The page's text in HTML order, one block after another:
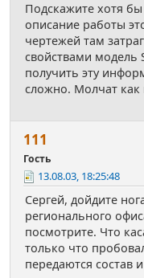
Подскажите хотя
описание работы
чертежей там
свойствами модель
получить эту
сложно. Молчат как
111
Гость
13.08.03, 18:25:48
Сергей, дойдите
регионального
посмотрите. Что
только что
передаются состав